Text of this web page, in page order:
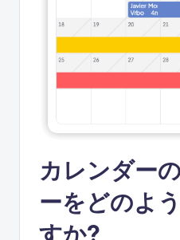
カレンダー
ーをどのよ
すか?